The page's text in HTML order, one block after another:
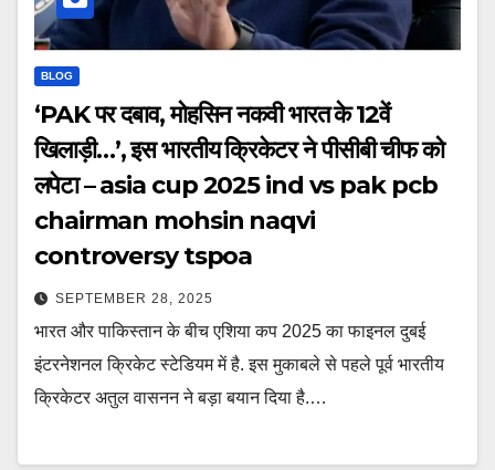
BLOG
‘PAK पर दबाव, मोहसिन नकवी भारत के 12वें
खिलाड़ी…’, इस भारतीय क्रिकेटर ने पीसीबी चीफ को
लपेटा – asia cup 2025 ind vs pak pcb
chairman mohsin naqvi
controversy tspoa
SEPTEMBER 28, 2025
भारत और पाकिस्तान के बीच एशिया कप 2025 का फाइनल दुबई
इंटरनेशनल क्रिकेट स्टेडियम में है. इस मुकाबले से पहले पूर्व भारतीय
क्रिकेटर अतुल वासनन ने बड़ा बयान दिया है.…